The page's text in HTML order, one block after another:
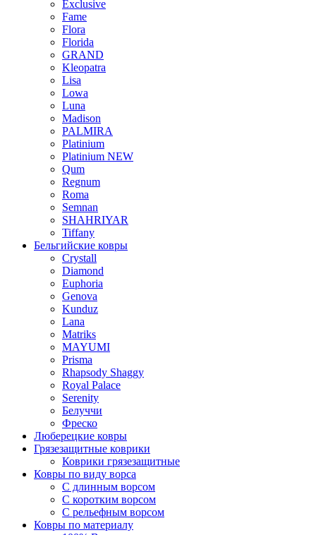
Exclusive
Fame
Flora
Florida
GRAND
Kleopatra
Lisa
Lowa
Luna
Madison
PALMIRA
Platinium
Platinium NEW
Qum
Regnum
Roma
Semnan
SHAHRIYAR
Tiffany
Бельгийские ковры
Crystall
Diamond
Euphoria
Genova
Kunduz
Lana
Matriks
MAYUMI
Prisma
Rhapsody Shaggy
Royal Palace
Serenity
Белуччи
Фреско
Люберецкие ковры
Грязезащитные коврики
Коврики грязезащитные
Ковры по виду ворса
С длинным ворсом
С коротким ворсом
С рельефным ворсом
Ковры по материалу